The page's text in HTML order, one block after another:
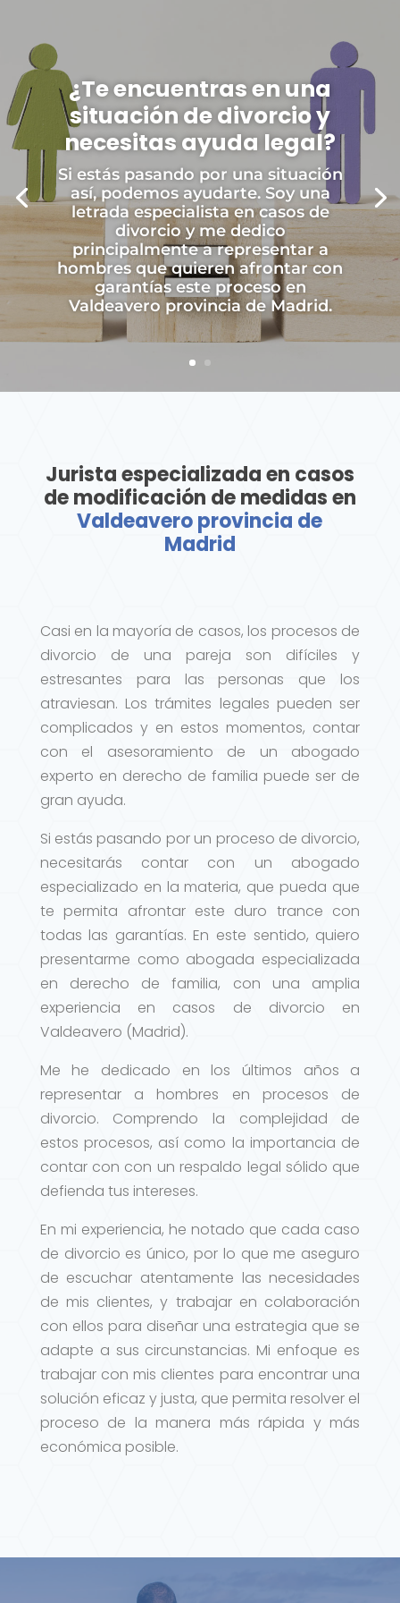
¿Te encuentras en una
situación de divorcio y
necesitas ayuda legal?
Si estás pasando por una situación
así, podemos ayudarte. Soy una
letrada especialista en casos de
divorcio y me dedico
principalmente a representar a
hombres que quieren afrontar con
garantías este proceso en
Valdeavero provincia de Madrid.
Jurista especializada en casos
de modificación de medidas en
Valdeavero provincia de
Madrid
Casi en la mayoría de casos, los procesos de
divorcio de una pareja son difíciles y
estresantes para las personas que los
atraviesan. Los trámites legales pueden ser
complicados y en estos momentos, contar
con el asesoramiento de un abogado
experto en derecho de familia puede ser de
gran ayuda.
Si estás pasando por un proceso de divorcio,
necesitarás contar con un abogado
especializado en la materia, que pueda que
te permita afrontar este duro trance con
todas las garantías. En este sentido, quiero
presentarme como abogada especializada
en derecho de familia, con una amplia
experiencia en casos de divorcio en
Valdeavero (Madrid).
Me he dedicado en los últimos años a
representar a hombres en procesos de
divorcio. Comprendo la complejidad de
estos procesos, así como la importancia de
contar con con un respaldo legal sólido que
defienda tus intereses.
En mi experiencia, he notado que cada caso
de divorcio es único, por lo que me aseguro
de escuchar atentamente las necesidades
de mis clientes, y trabajar en colaboración
con ellos para diseñar una estrategia que se
adapte a sus circunstancias. Mi enfoque es
trabajar con mis clientes para encontrar una
solución eficaz y justa, que permita resolver el
proceso de la manera más rápida y más
económica posible.